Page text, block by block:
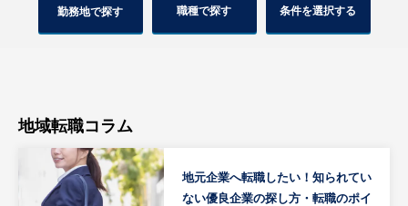
勤務地で探す 職種で探す 条件を選択する
地域転職コラム
地元企業へ転職したい！知られてい
ない優良企業の探し方・転職のポイ